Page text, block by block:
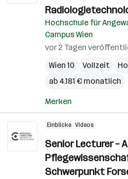
Hochschule für
Campus Wien
vor 2 Tagen
Wien 10
Vollzeit
ab 4.181 € monatlich
Merken
Einblicke Videos
Senior Lecturer –
Schwerpunkt